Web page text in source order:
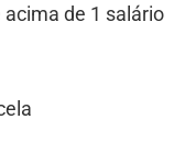
acima de 1 salário